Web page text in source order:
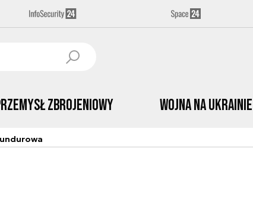
Zbrojeniowy Wojna na Ukrainie